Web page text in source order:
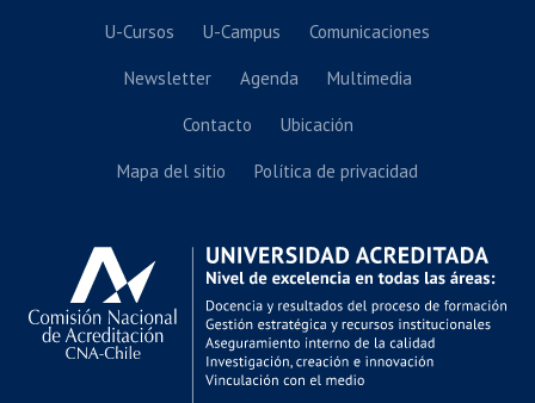
U-Cursos U-Campus Comunicaciones
Newsletter Agenda Multimedia
Contacto Ubicación
Mapa del sitio Política de privacidad